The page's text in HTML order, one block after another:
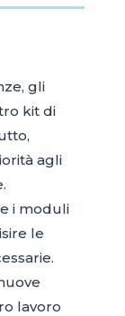
gli
kit di
agli
i moduli
le
lavoro